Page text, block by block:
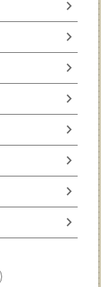
chevron_right
chevron_right
chevron_right
chevron_right
chevron_right
chevron_right
chevron_right
chevron_right